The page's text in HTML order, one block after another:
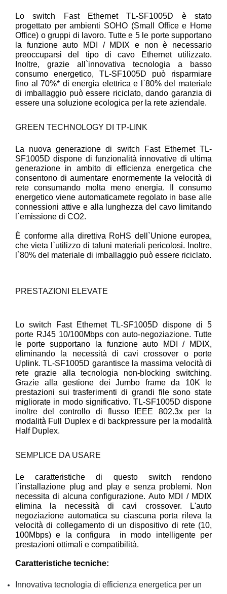
Lo switch Fast Ethernet TL-SF1005D è stato
progettato per ambienti SOHO (Small Office e Home
Office) o gruppi di lavoro. Tutte e 5 le porte supportano
la funzione auto MDI / MDIX e non è necessario
preoccuparsi del tipo di cavo Ethernet utilizzato.
Inoltre, grazie all`innovativa tecnologia a basso
consumo energetico, TL-SF1005D può risparmiare
fino al 70%* di energia elettrica e l`80% del materiale
di imballaggio può essere riciclato, dando garanzia di
essere una soluzione ecologica per la rete aziendale.
GREEN TECHNOLOGY DI TP-LINK
La nuova generazione di switch Fast Ethernet TL-
SF1005D dispone di funzionalità innovative di ultima
generazione in ambito di efficienza energetica che
consentono di aumentare enormemente la velocità di
rete consumando molta meno energia. Il consumo
energetico viene automaticamete regolato in base alle
connessioni attive e alla lunghezza del cavo limitando
l`emissione di CO2.
È conforme alla direttiva RoHS dell`Unione europea,
che vieta l`utilizzo di taluni materiali pericolosi. Inoltre,
l`80% del materiale di imballaggio può essere riciclato.
PRESTAZIONI ELEVATE
Lo switch Fast Ethernet TL-SF1005D dispone di 5
porte RJ45 10/100Mbps con auto-negoziazione. Tutte
le porte supportano la funzione auto MDI / MDIX,
eliminando la necessità di cavi crossover o porte
Uplink. TL-SF1005D garantisce la massima velocità di
rete grazie alla tecnologia non-blocking switching.
Grazie alla gestione dei Jumbo frame da 10K le
prestazioni sui trasferimenti di grandi file sono state
migliorate in modo significativo. TL-SF1005D dispone
inoltre del controllo di flusso IEEE 802.3x per la
modalità Full Duplex e di backpressure per la modalità
Half Duplex.
SEMPLICE DA USARE
Le caratteristiche di questo switch rendono
l`installazione plug and play e senza problemi. Non
necessita di alcuna configurazione. Auto MDI / MDIX
elimina la necessità di cavi crossover. L'auto
negoziazione automatica su ciascuna porta rileva la
velocità di collegamento di un dispositivo di rete (10,
100Mbps) e la configura in modo intelligente per
prestazioni ottimali e compatibilità.
Caratteristiche tecniche:
Innovativa tecnologia di efficienza energetica per un